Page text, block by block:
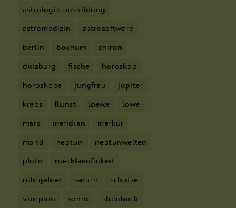
astrologie-ausbildung
astromedizin astrosoftware
berlin bochum chiron
duisburg fische horoskop
horoskope jungfrau jupiter
krebs Kunst loewe löwe
mars meridian merkur
mond neptun neptunwelten
pluto ruecklaeufigkeit
ruhrgebiet saturn schütze
skorpion sonne steinbock
Externe Medien
Impressum